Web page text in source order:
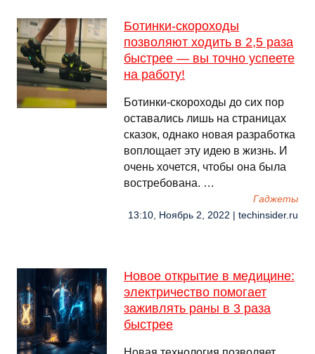
Ботинки-скороходы
позволяют ходить в 2,5 раза
быстрее — вы точно успеете
на работу!
Ботинки-скороходы до сих пор
оставались лишь на страницах
сказок, однако новая разработка
воплощает эту идею в жизнь. И
очень хочется, чтобы она была
востребована. …
Гаджеты
13:10, Ноябрь 2, 2022 | techinsider.ru
Новое открытие в медицине:
электричество помогает
заживлять раны в 3 раза
быстрее